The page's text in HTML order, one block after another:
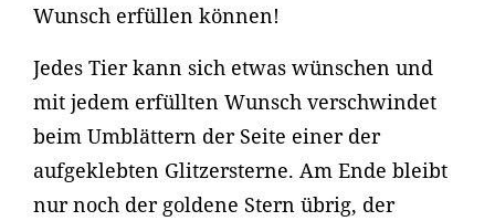
Wunsch erfüllen können!
Jedes Tier kann sich etwas wünschen und
mit jedem erfüllten Wunsch verschwindet
beim Umblättern der Seite einer der
aufgeklebten Glitzersterne. Am Ende bleibt
nur noch der goldene Stern übrig, der